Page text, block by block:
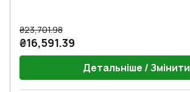
₴23,701.98
₴16,591.39
Детальніше / Змінити